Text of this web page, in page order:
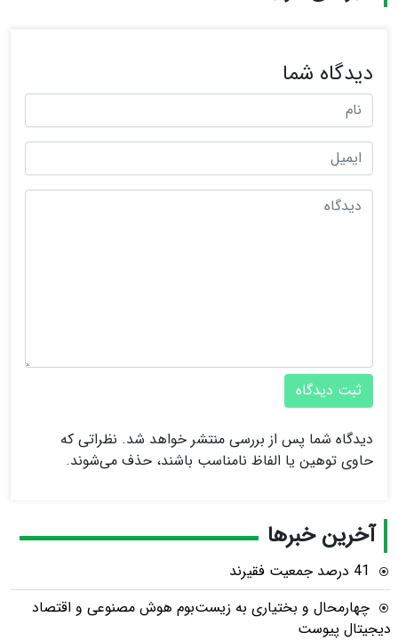
دیدگاه شما
ثبت دیدگاه
دیدگاه شما پس از بررسی منتشر خواهد شد. نظراتی که
حاوی توهین یا الفاظ نامناسب باشند، حذف می‌شوند.
آخرین خبرها
41 درصد جمعیت فقیرند
چهارمحال و بختیاری به زیست‌بوم هوش مصنوعی و اقتصاد
دیجیتال پیوست